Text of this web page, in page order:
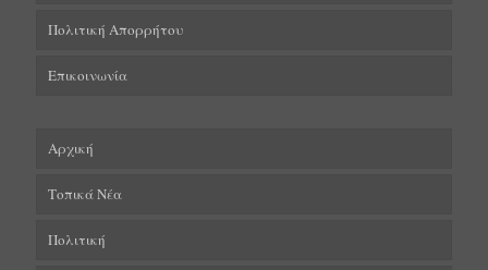
Πολιτική Απορρήτου
Επικοινωνία
Αρχική
Τοπικά Νέα
Πολιτική